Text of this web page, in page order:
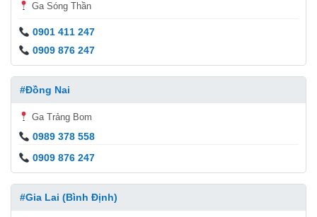
Ga Sóng Thần
0901 411 247
0909 876 247
#Đồng Nai
Ga Trảng Bom
0989 378 558
0909 876 247
#Gia Lai (Bình Định)